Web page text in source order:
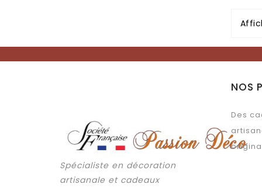
Spécialiste en décoration
artisanale et cadeaux
NOS
Des